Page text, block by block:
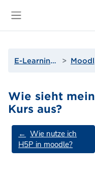
E-Learning und Moodle
Wie sieht
Kurs aus?
← Wie nutze ich
H5P in moodle?